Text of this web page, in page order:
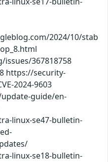
2024/10/stab
367818758
https://security-
2024-9603
guide/en-
linux-se47-bulletin-
linux-se18-bulletin-